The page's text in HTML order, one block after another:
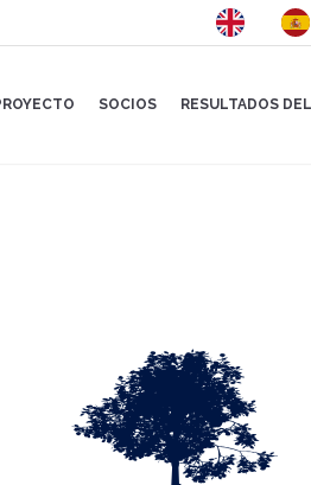
SOCIOS RESULTADOS